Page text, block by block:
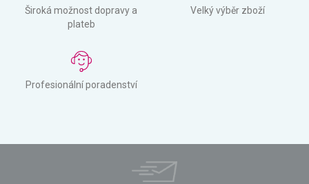
Široká možnost dopravy a
plateb
Velký výběr zboží
Profesionální poradenství